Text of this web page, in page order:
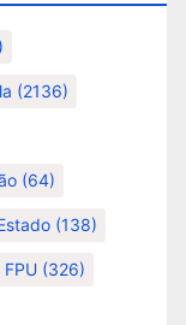
(2136)
(64)
(138)
FPU (326)